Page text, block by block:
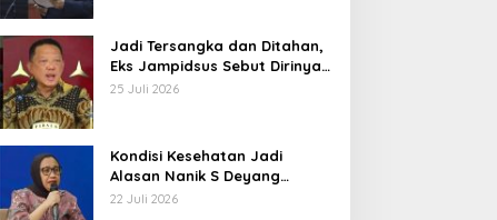
Jadi Tersangka dan Ditahan,
Eks Jampidsus Sebut Dirinya
Korban Kriminalisasi
25 Juli 2026
Kondisi Kesehatan Jadi
Alasan Nanik S Deyang
Mundur dari BGN, Prabowo
22 Juli 2026